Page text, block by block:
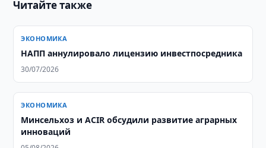
Читайте также
ЭКОНОМИКА
НАПП аннулировало лицензию инвестпосредника
30/07/2026
ЭКОНОМИКА
Минсельхоз и ACIR обсудили развитие аграрных
инноваций